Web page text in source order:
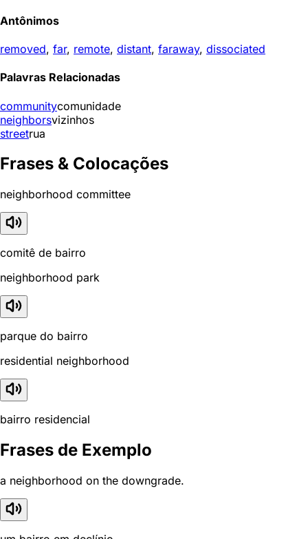
Antônimos
removed, far, remote, distant, faraway, dissociated
Palavras Relacionadas
communitycomunidade
neighborsvizinhos
streetrua
Frases & Colocações
neighborhood committee
comitê de bairro
neighborhood park
parque do bairro
residential neighborhood
bairro residencial
Frases de Exemplo
a neighborhood on the downgrade.